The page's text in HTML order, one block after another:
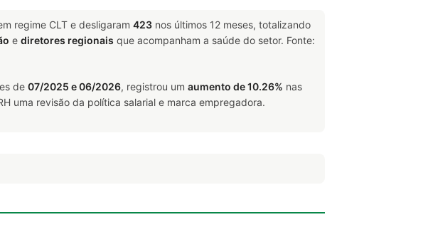
regime CLT e desligaram 423 nos últimos 12 meses, totalizando
e diretores regionais que acompanham a saúde do setor. Fonte:
de 07/2025 e 06/2026, registrou um aumento de 10.26% nas
uma revisão da política salarial e marca empregadora.